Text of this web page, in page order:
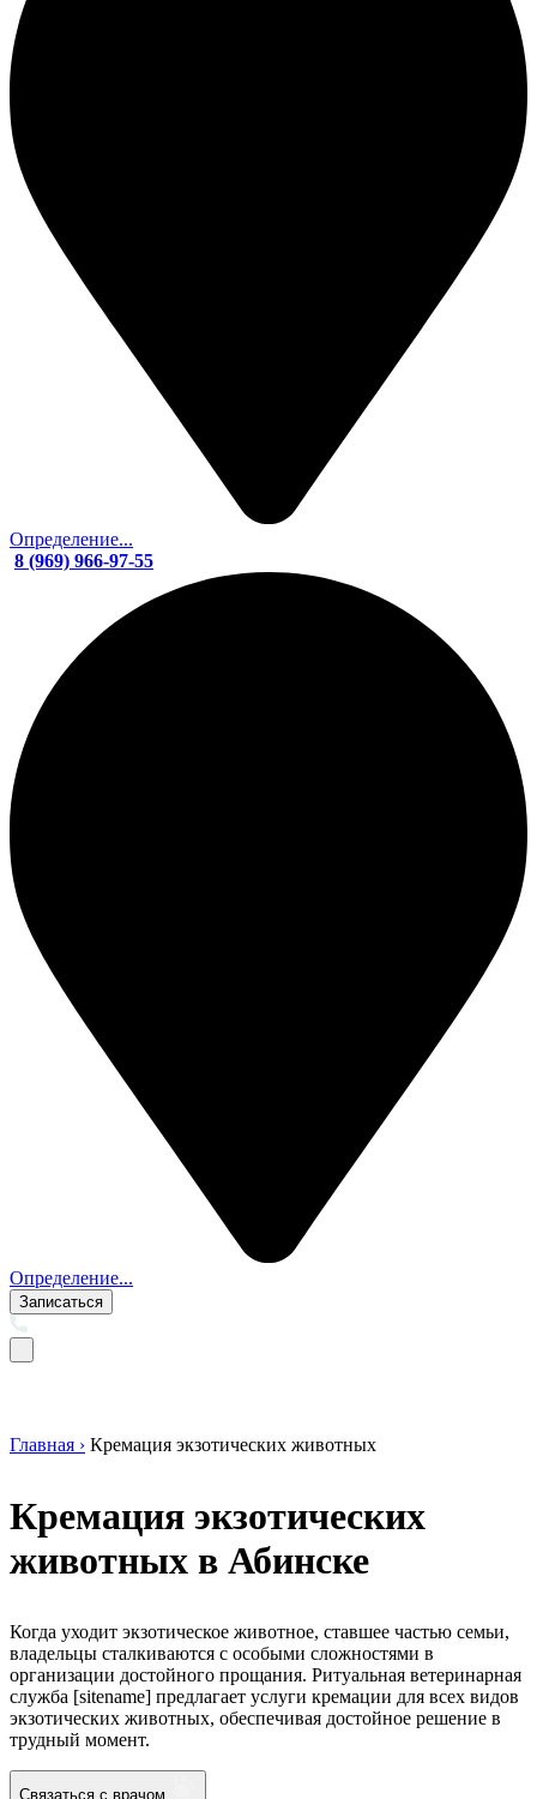
Определение...
8 (969) 966-97-55
Определение...
Записаться
Главная › Кремация экзотических животных
Кремация экзотических
животных в Абинске
Когда уходит экзотическое животное, ставшее частью семьи,
владельцы сталкиваются с особыми сложностями в
организации достойного прощания. Ритуальная ветеринарная
служба [sitename] предлагает услуги кремации для всех видов
экзотических животных, обеспечивая достойное решение в
трудный момент.
Связаться с врачом